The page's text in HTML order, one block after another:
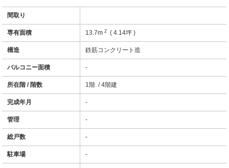
間取り
専有面積 13.7m2 ( 4.14坪 )
構造 鉄筋コンクリート造
バルコニー面積 -
所在階 / 階数 1階 / 4階建
完成年月 -
管理 -
総戸数 -
駐車場 -